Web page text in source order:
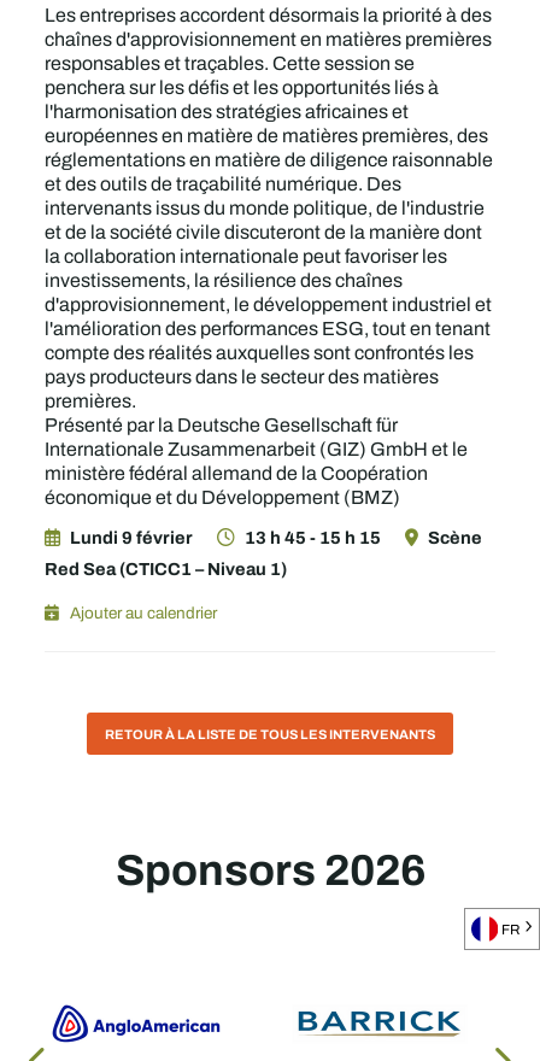
Les entreprises accordent désormais la priorité à des
chaînes d'approvisionnement en matières premières
responsables et traçables. Cette session se
penchera sur les défis et les opportunités liés à
l'harmonisation des stratégies africaines et
européennes en matière de matières premières, des
réglementations en matière de diligence raisonnable
et des outils de traçabilité numérique. Des
intervenants issus du monde politique, de l'industrie
et de la société civile discuteront de la manière dont
la collaboration internationale peut favoriser les
investissements, la résilience des chaînes
d'approvisionnement, le développement industriel et
l'amélioration des performances ESG, tout en tenant
compte des réalités auxquelles sont confrontés les
pays producteurs dans le secteur des matières
premières.
Présenté par la Deutsche Gesellschaft für
Internationale Zusammenarbeit (GIZ) GmbH et le
ministère fédéral allemand de la Coopération
économique et du Développement (BMZ)
Lundi 9 février 13 h 45 - 15 h 15
Scène
Red Sea (CTICC1 – Niveau 1)
Ajouter au calendrier
RETOUR À LA LISTE DE TOUS LES INTERVENANTS
Sponsors 2026
FR